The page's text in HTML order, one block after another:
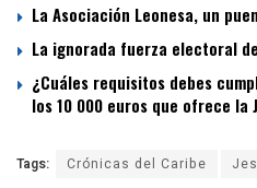
La Asociación Leonesa, un
La ignorada fuerza electoral
¿Cuáles requisitos debes
los 10 000 euros que ofrece la
Tags: Crónicas del Caribe